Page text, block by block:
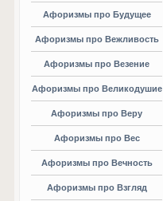
Афоризмы про Будущее
Афоризмы про Вежливость
Афоризмы про Везение
Афоризмы про Великодушие
Афоризмы про Веру
Афоризмы про Вес
Афоризмы про Вечность
Афоризмы про Взгляд